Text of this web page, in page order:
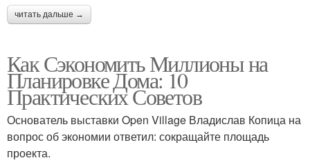
читать дальше →
Как Сэкономить Миллионы на
Планировке Дома: 10
Практических Советов
Основатель выставки Open Village Владислав Копица на
вопрос об экономии ответил: сокращайте площадь
проекта.